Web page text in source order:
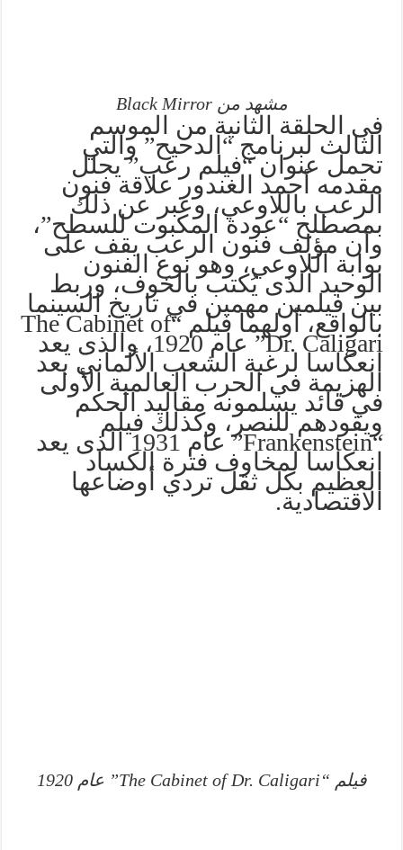
مشهد من Black Mirror
فى الحلقة الثانية من الموسم
الثالث لبرنامج “الدحيح” والتي
تحمل عنوان “فيلم رعب” يحلل
مقدمه أحمد الغندور علاقة فنون
الرعب باللاوعي، وعبر عن ذلك
بمصطلح “عودة المكبوت للسطح”،
وأن مؤلف فنون الرعب يقف على
بوابة اللاوعي، وهو نوع الفنون
الوحيد الذى يُكتب بالخوف، وربط
بين فيلمين مهمين في تاريخ السينما
بالواقع، أولهما فيلم “The Cabinet of
Dr. Caligari” عام 1920، والذى يعد
انعكاسا لرغبة الشعب الألماني بعد
الهزيمة في الحرب العالمية الأولى
في قائد يسلمونه مقاليد الحكم
ويقودهم للنصر، وكذلك فيلم
“Frankenstein” عام 1931 الذى يعد
انعكاسا لمخاوف فترة الكساد
العظيم بكل ثقل تردي أوضاعها
الاقتصادية.
فيلم “The Cabinet of Dr. Caligari” عام 1920